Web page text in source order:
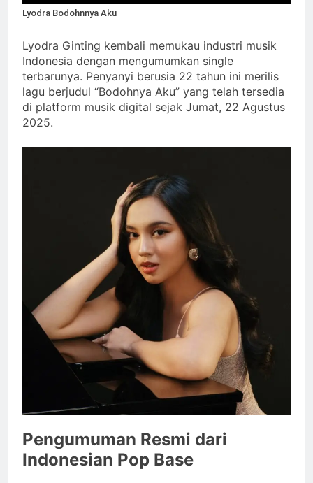
Lyodra Bodohnnya Aku
Lyodra Ginting kembali memukau industri musik
Indonesia dengan mengumumkan single
terbarunya. Penyanyi berusia 22 tahun ini merilis
lagu berjudul “Bodohnya Aku” yang telah tersedia
di platform musik digital sejak Jumat, 22 Agustus
2025.
Pengumuman Resmi dari
Indonesian Pop Base